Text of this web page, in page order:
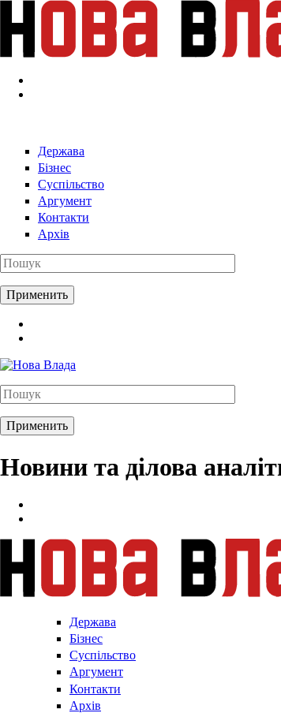
Перейти к основному содержанию
Держава
Бізнес
Суспільство
Аргумент
Контакти
Архів
Новини та ділова
Держава
Бізнес
Суспільство
Аргумент
Контакти
Архів